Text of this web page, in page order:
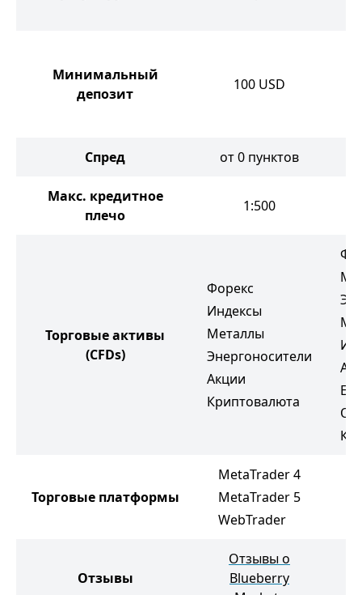
Минимальный
депозит
100 USD
Спред от 0 пунктов
Макс. кредитное
плечо
1:500
Торговые активы
(CFDs)
Форекс
Индексы
Металлы
Энергоносители
Акции
Криптовалюта
ETF
Торговые платформы
MetaTrader 4
MetaTrader 5
WebTrader
Отзывы
Отзывы о
Blueberry